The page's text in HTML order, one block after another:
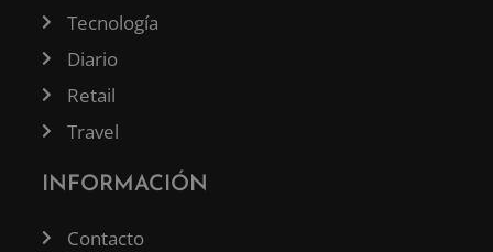
Tecnología
Diario
Retail
Travel
INFORMACIÓN
Contacto